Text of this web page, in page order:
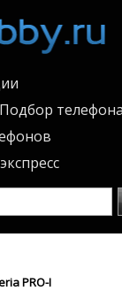
Подбор
PRO-I по